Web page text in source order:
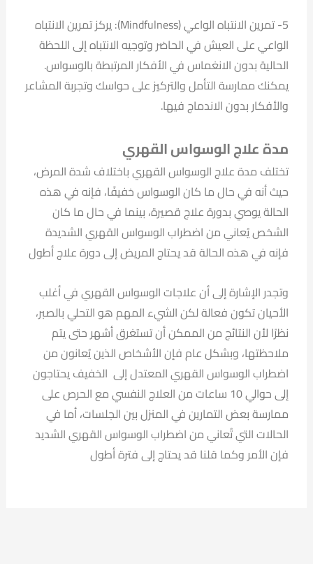
5- تمرين الانتباه الواعي (Mindfulness): يركز تمرين الانتباه
الواعي على العيش في الحاضر وتوجيه الانتباه إلى اللحظة
الحالية بدون الانغماس في الأفكار المرتبطة بالوسواس.
يمكنك ممارسة التأمل والتركيز على حواسك وتجربة المشاعر
والأفكار بدون الاندماج فيها.
مدة علاج الوسواس القهري
تختلف مدة علاج الوسواس القهري باختلاف شدة المرض،
حيث أنه في حال ما كان الوسواس خفيفًا، فإنه في هذه
الحالة يوصي بدورة علاج قصيرة، بينما في حال ما كان
الشخص يُعاني من اضطراب الوسواس القهري الشديدة
فإنه في هذه الحالة قد يحتاج المريض إلى دورة علاج أطول
وتجدر الإشارة إلى أن علاجات الوسواس القهري في أغلب
الأحيان تكون فعالة لكن الشيء المهم هو التحلي بالصبر،
نظرًا لأن النتائج من الممكن أن تستغرق أشهر حتى يتم
ملاحظتها، وبشكل عام فإن الأشخاص الذين يُعانون من
اضطراب الوسواس القهري المعتدل إلى الخفيف يحتاجون
إلى حوالي 10 ساعات من العلاج النفسي مع الحرص على
ممارسة بعض التمارين في المنزل بين الجلسات، أما في
الحالات التي تُعاني من اضطراب الوسواس القهري الشديد
فإن الأمر وكما قلنا قد يحتاج إلى فترة أطول